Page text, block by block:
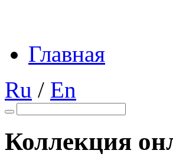
Главная
Ru / En
Коллекция